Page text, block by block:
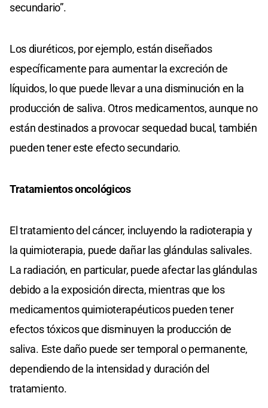
secundario”.
Los diuréticos, por ejemplo, están diseñados
específicamente para aumentar la excreción de
líquidos, lo que puede llevar a una disminución en la
producción de saliva. Otros medicamentos, aunque no
están destinados a provocar sequedad bucal, también
pueden tener este efecto secundario.
Tratamientos oncológicos
El tratamiento del cáncer, incluyendo la radioterapia y
la quimioterapia, puede dañar las glándulas salivales.
La radiación, en particular, puede afectar las glándulas
debido a la exposición directa, mientras que los
medicamentos quimioterapéuticos pueden tener
efectos tóxicos que disminuyen la producción de
saliva. Este daño puede ser temporal o permanente,
dependiendo de la intensidad y duración del
tratamiento.